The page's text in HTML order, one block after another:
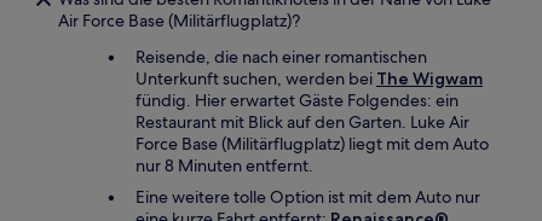
Air Force Base (Militärflugplatz)?
Reisende, die nach einer romantischen
Unterkunft suchen, werden bei The Wigwam
fündig. Hier erwartet Gäste Folgendes: ein
Restaurant mit Blick auf den Garten. Luke Air
Force Base (Militärflugplatz) liegt mit dem Auto
nur 8 Minuten entfernt.
Eine weitere tolle Option ist mit dem Auto nur